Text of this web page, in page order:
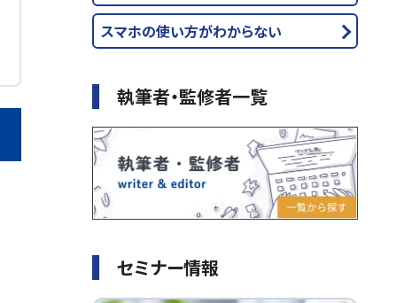
スマホの使い方がわからない
執筆者・監修者一覧
セミナー情報